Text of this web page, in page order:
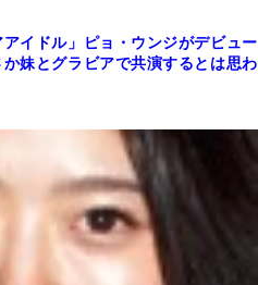
アイドル」ピョ・ウンジがデビュー
妹とグラビアで共演するとは思わ